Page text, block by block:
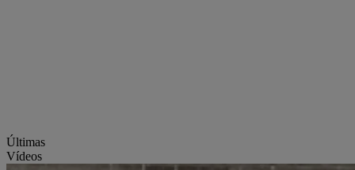
Últimas
Vídeos